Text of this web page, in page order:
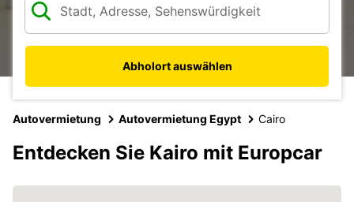
Abholort auswählen
Autovermietung Autovermietung Egypt Cairo
Entdecken Sie Kairo mit Europcar